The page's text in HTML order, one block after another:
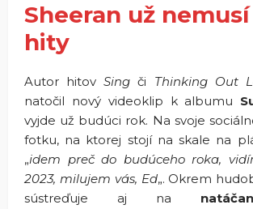
Sheeran už
hity
Autor hitovSing či Thinking Out
natočil nový videoklip k albumu
vyjde už budúci rok. Na svoje
fotku, na ktorej stojí na skale na
„idem preč do budúceho roka,
2023, milujem vás, Ed„. Okrem
sústreďuje aj na